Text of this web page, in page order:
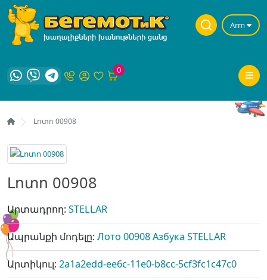
Arm
0
Լոտո 00908
Լոտո 00908
Արտադրող: STELLAR
Ապրանքի մոդելը: Лото 00908 Азбука STELLAR
Արտիկուլ: 2a1a2edd-ee6c-11e0-b8cc-5cf3fc1c47c0